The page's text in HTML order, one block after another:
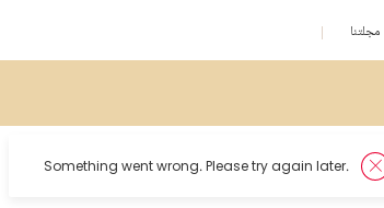
مجلتنا